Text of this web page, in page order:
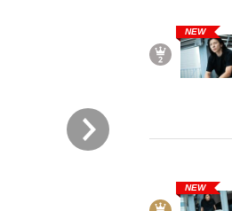
NEW
NEW